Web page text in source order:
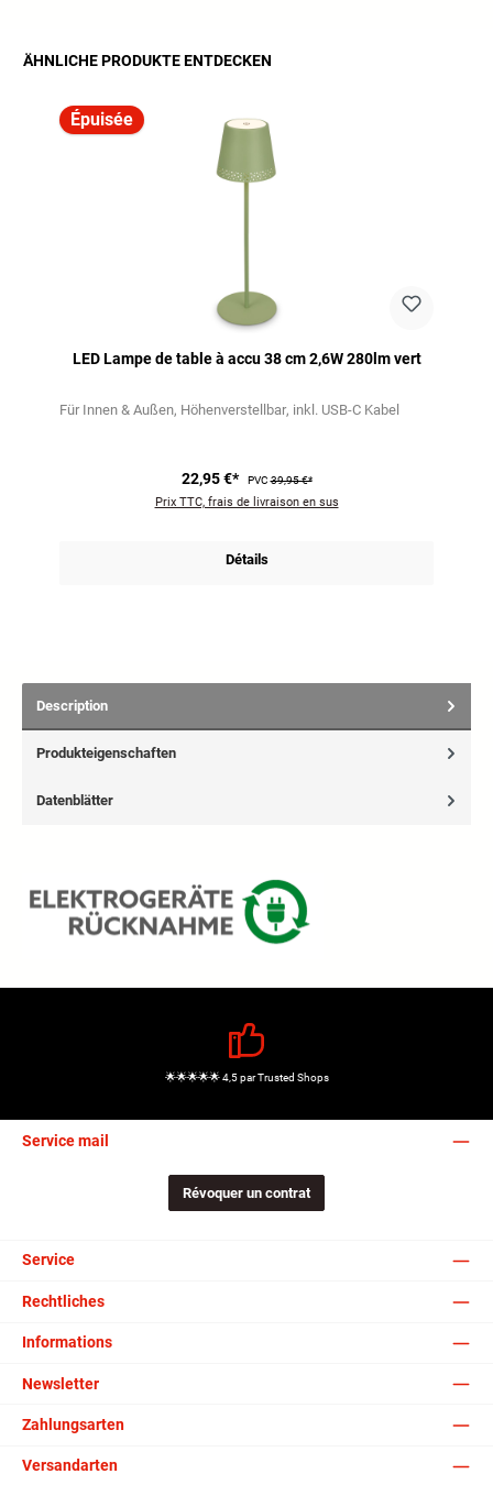
ÄHNLICHE PRODUKTE ENTDECKEN
Épuisée
LED Lampe de table à accu 38 cm 2,6W 280lm vert
Für Innen & Außen Höhenverstellbar inkl. USB-C Kabel
22,95 €* PVC39,95 €*
Prix TTC, frais de livraison en sus
Détails
Description
Produkteigenschaften
Datenblätter
🌟🌟🌟🌟🌟 4,5 par Trusted Shops
Service mail
Révoquer un contrat
Service
Rechtliches
Informations
Newsletter
Zahlungsarten
Versandarten